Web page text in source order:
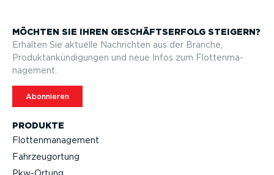
PRODUKTE
Flotten­ma­nagement
Fahrzeu­g­ortung
MÖCHTEN SIE IHREN GESCHÄFTS­ERFOLG STEIGERN?
Erhalten Sie aktuelle Nachrichten aus der Branche,
Produktan­kün­di­gungen und neue Infos zum Flotten­ma­
nagement.
Abonnieren